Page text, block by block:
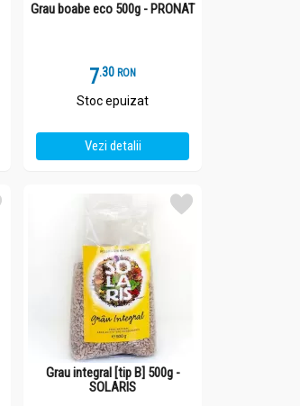
Grau boabe eco 500g - PRONAT
7.3 RON
Stoc epuizat
Vezi detalii
Grau integral [tip B] 500g -
SOLARIS